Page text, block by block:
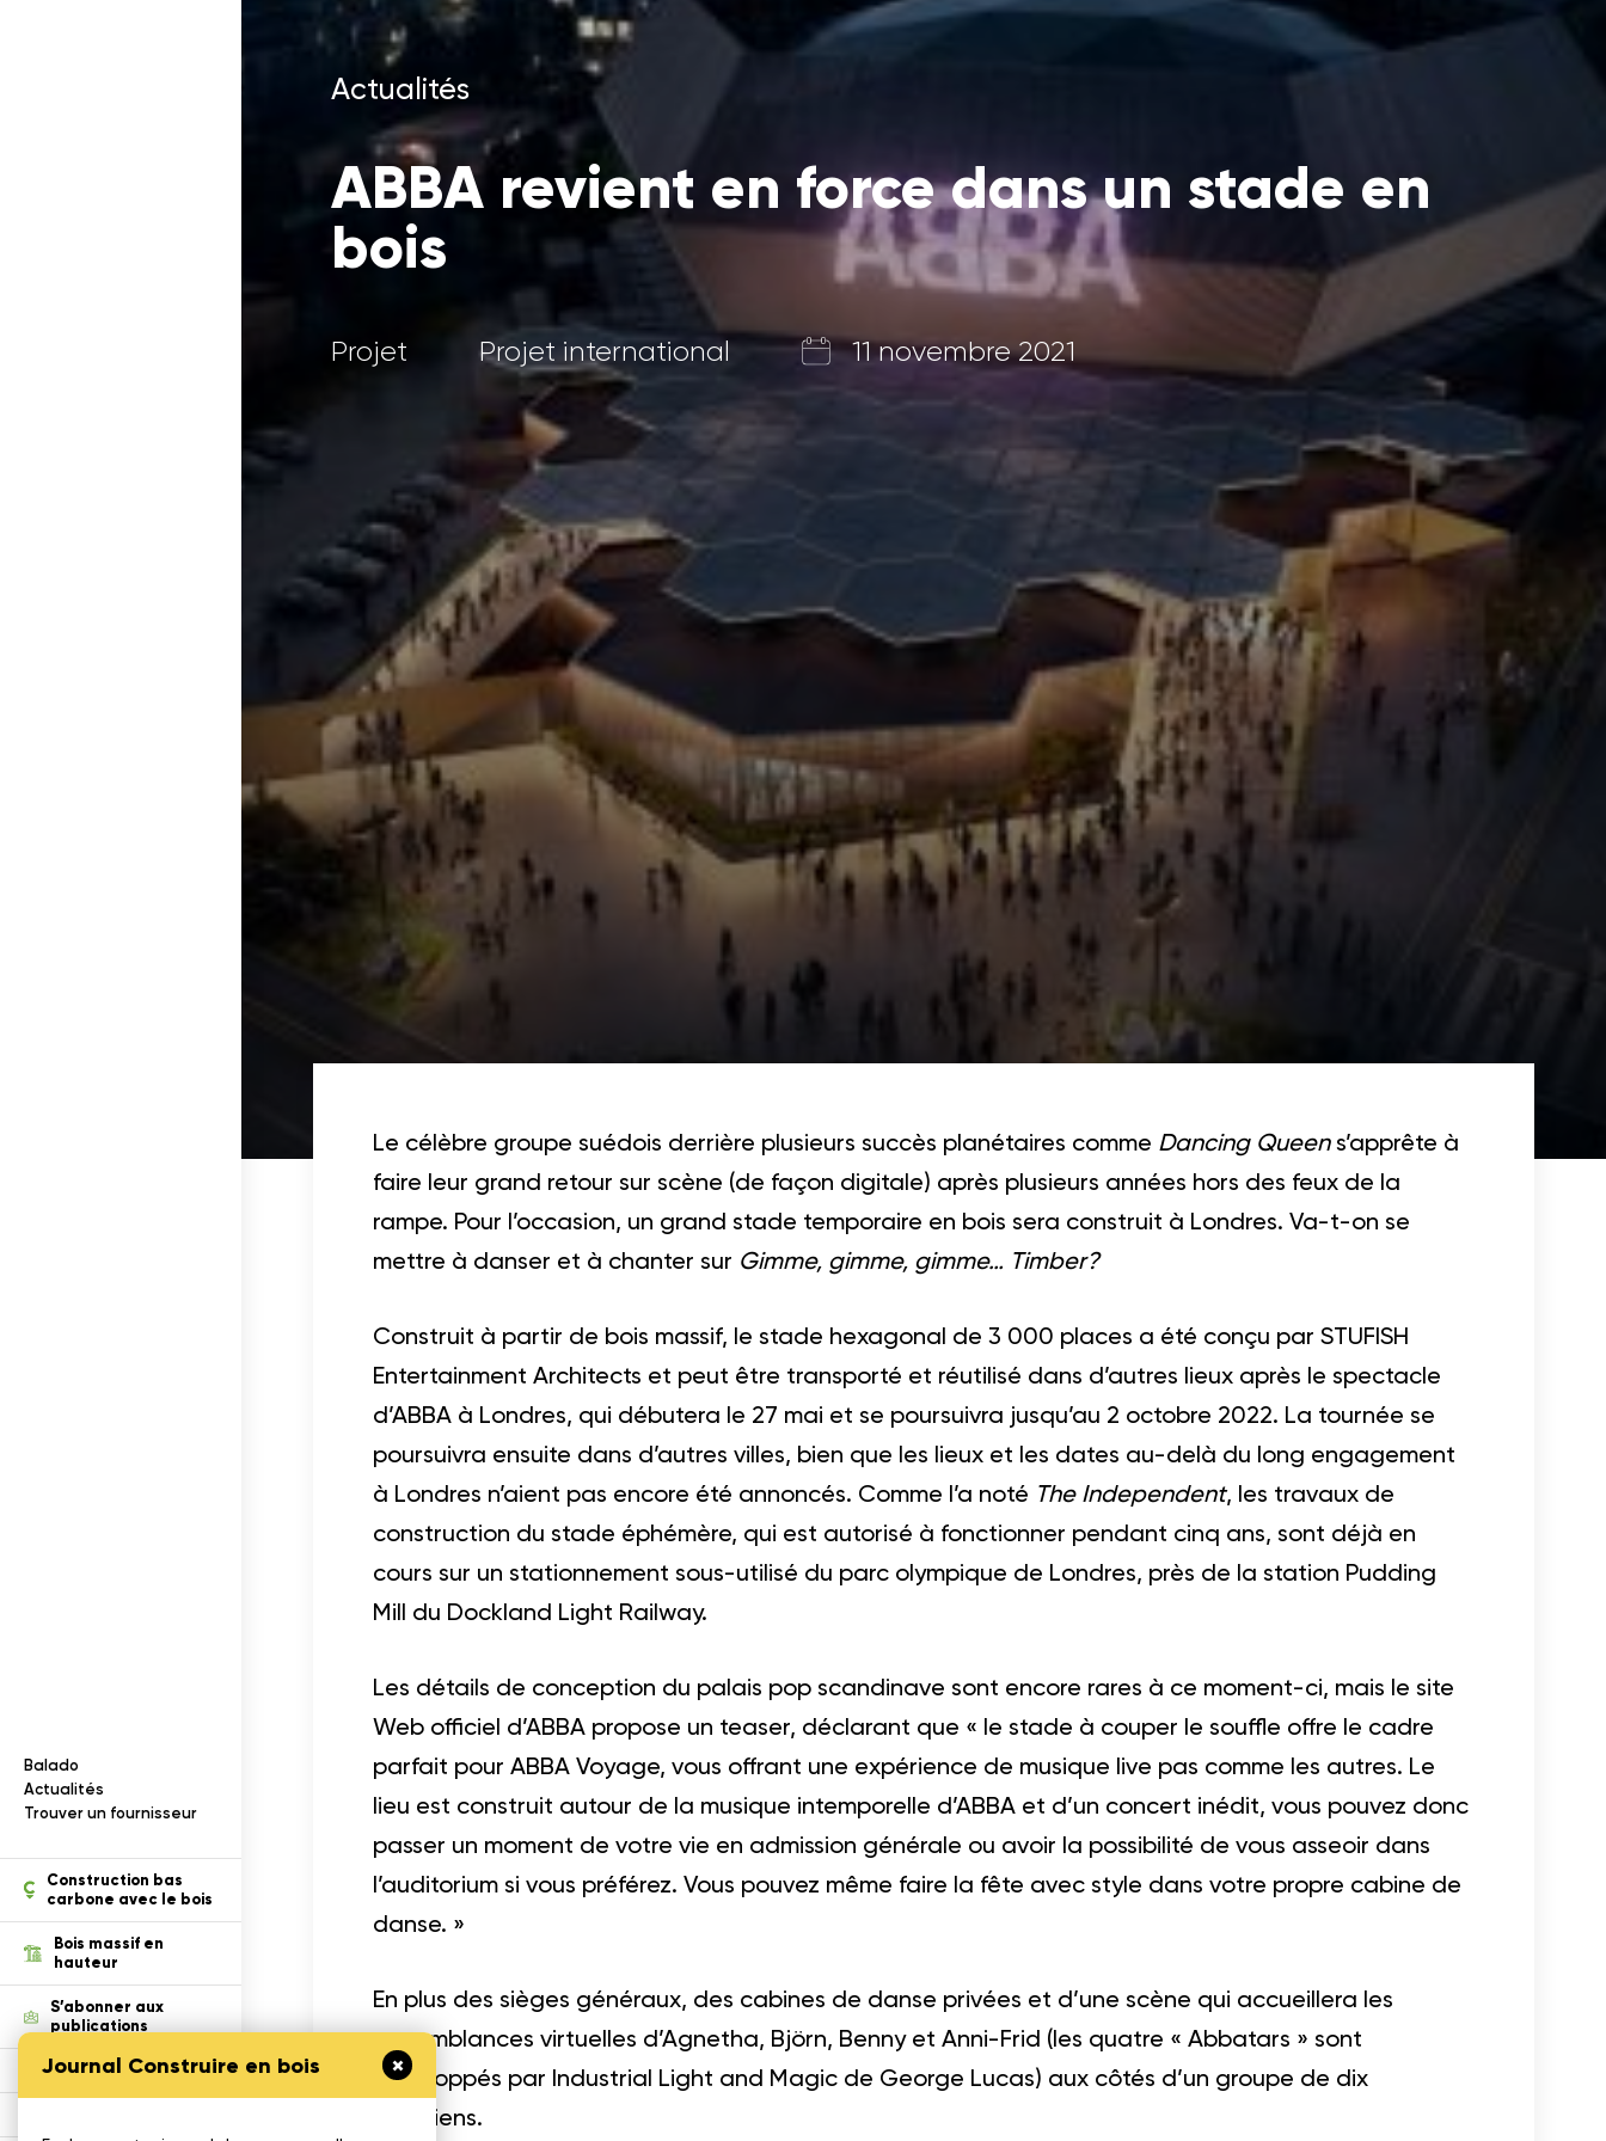
Balado
Actualités
Trouver un fournisseur
Construction bas
carbone avec le bois
Bois massif en
hauteur
S’abonner aux
publications
Défi Cecobois
Journal Construire en bois
des renseignements
s
Documentation
Actualités
ABBA revient en force dans un stade en
bois
Projet Projet international 11 novembre 2021
Le célèbre groupe suédois derrière plusieurs succès planétaires comme Dancing Queens’apprête à
faire leur grand retour sur scène (de façon digitale) après plusieurs années hors des feux de la
rampe. Pour l’occasion, un grand stade temporaire en bois sera construit à Londres. Va-t-on se
mettre à danser et à chanter sur Gimme, gimme, gimme… Timber?
Construit à partir de bois massif, le stade hexagonal de 3 000 places a été conçu par STUFISH
Entertainment Architects et peut être transporté et réutilisé dans d’autres lieux après le spectacle
d’ABBA à Londres, qui débutera le 27 mai et se poursuivra jusqu’au 2 octobre 2022. La tournée se
poursuivra ensuite dans d’autres villes, bien que les lieux et les dates au-delà du long engagement
à Londres n’aient pas encore été annoncés. Comme l’a noté The Independent, les travaux de
construction du stade éphémère, qui est autorisé à fonctionner pendant cinq ans, sont déjà en
cours sur un stationnement sous-utilisé du parc olympique de Londres, près de la station Pudding
Mill du Dockland Light Railway.
Les détails de conception du palais pop scandinave sont encore rares à ce moment-ci, mais le site
Web officiel d’ABBA propose un teaser, déclarant que « le stade à couper le souffle offre le cadre
parfait pour ABBA Voyage, vous offrant une expérience de musique live pas comme les autres. Le
lieu est construit autour de la musique intemporelle d’ABBA et d’un concert inédit, vous pouvez donc
passer un moment de votre vie en admission générale ou avoir la possibilité de vous asseoir dans
l’auditorium si vous préférez. Vous pouvez même faire la fête avec style dans votre propre cabine de
danse. »
En plus des sièges généraux, des cabines de danse privées et d’une scène qui accueillera les
ressemblances virtuelles d’Agnetha, Björn, Benny et Anni-Frid (les quatre « Abbatars » sont
développés par Industrial Light and Magic de George Lucas) aux côtés d’un groupe de dix
musiciens.